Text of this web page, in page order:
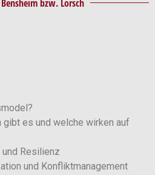
bzw. Lorsch
es und welche wirken auf
Resilienz
und Konfliktmanagement